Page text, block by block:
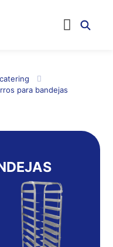
para bandejas